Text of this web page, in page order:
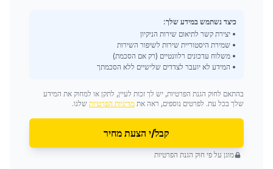
כיצד נשתמש במידע שלך:
• יצירת קשר לתיאום שירות הניקיון
• שמירת היסטוריית שירות לשיפור השירות
• משלוח עדכונים רלוונטיים (רק אם הסכמת)
• המידע לא יועבר לצדדים שלישיים ללא הסכמתך
בהתאם לחוק הגנת הפרטיות, יש לך זכות לעיין, לתקן או למחוק את המידע
שלך בכל עת. לפרטים נוספים, ראה את מדיניות הפרטיות שלנו.
קבל/י הצעת מחיר
מוגן על פי חוק הגנת הפרטיות